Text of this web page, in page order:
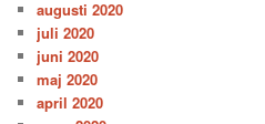
augusti 2020
juli 2020
juni 2020
maj 2020
april 2020